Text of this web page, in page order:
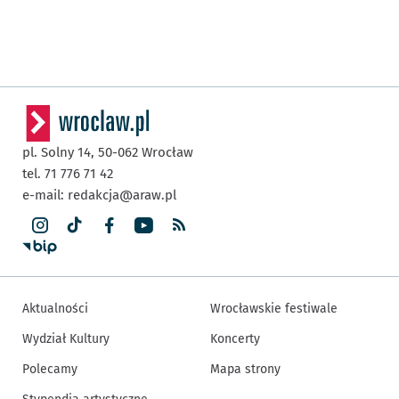
pl. Solny 14, 50-062 Wrocław
tel. 71 776 71 42
e-mail: redakcja@araw.pl
Aktualności
Wydział Kultury
Polecamy
Wrocławskie festiwale
Koncerty
Mapa strony